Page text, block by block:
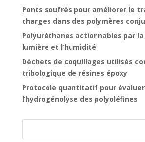
Ponts soufrés pour améliorer le
charges dans des polymères
Polyuréthanes actionnables par
lumière et l’humidité
Déchets de coquillages utilisés
tribologique de résines époxy
Protocole quantitatif pour évaluer
l’hydrogénolyse des polyoléfines